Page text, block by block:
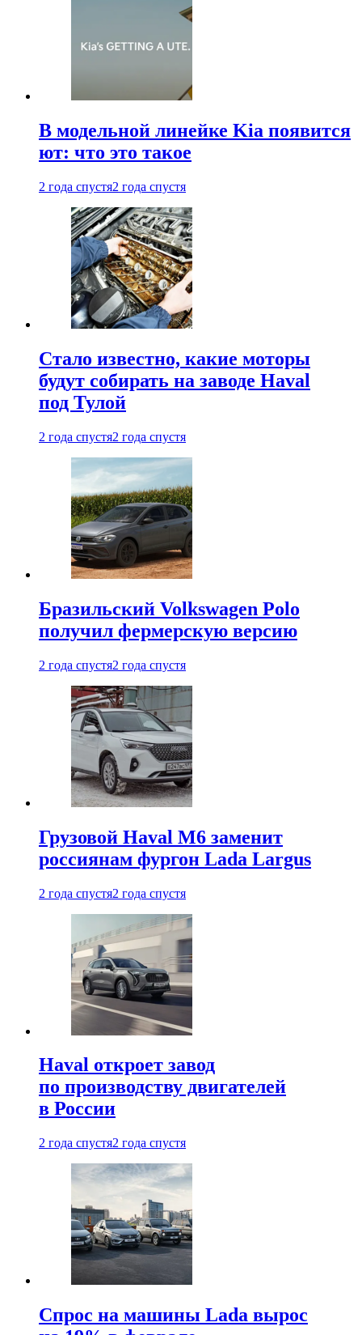
В модельной линейке Kia появится
ют: что это такое
2 года спустя2 года спустя
Стало известно, какие моторы
будут собирать на заводе Haval
под Тулой
2 года спустя2 года спустя
Бразильский Volkswagen Polo
получил фермерскую версию
2 года спустя2 года спустя
Грузовой Haval M6 заменит
россиянам фургон Lada Largus
2 года спустя2 года спустя
Haval откроет завод
по производству двигателей
в России
2 года спустя2 года спустя
Спрос на машины Lada вырос